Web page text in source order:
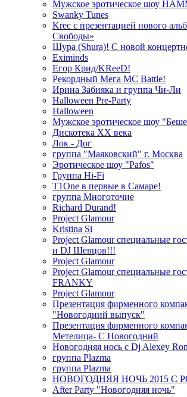
Мужское эротическое шоу
Swanky Tunes
Krec с презентацией нового
Свободы»
Шура (Shura)! С новой
Eximinds
Егор Крид/KReeD!
Рекордный Мега МС Battle!
Ирина Забияка и группа Чи-Ли
Halloween Pre-Party
Halloween
Мужское эротическое шоу
Дискотека ХХ века
Лок - Дог
группа "Маяковский" г. Москва
Эротическое шоу "Pafos"
Группа Hi-Fi
T1One в первые в Самаре!
группа Многоточие
Richard Durand!
Project Glamour
Kristina Si
Project Glamour специальные
и DJ Шевцов!!!
Project Glamour
Project Glamour специальные
FRANKY
Project Glamour
Презентация фирменного
"Новогодний выпуск"
Презентация фирменного
Метелица- С Новогодний
Новогодняя нось с Dj Alexey
группа Plazma
группа Plazma
НОВОГОДНЯЯ НОЧЬ 2015 C
After Party "Новогодняя ночь"